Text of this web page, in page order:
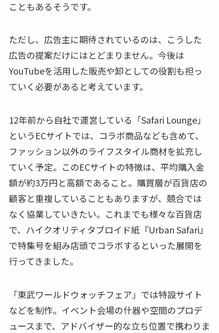
こともあるそうです。
ただし、広告主に期待されているのは、こうした
広告の提案だけにはとどまりません。今後は
YouTubeを活用した販売や卸としての役割も担っ
ていく必要があると考えています。
12年前から自社で運営している「Safari Lounge」
というECサイトでは、コラボ商品なども含めて、
ファッション以外のライフスタイル商材を拡充し
ていく予定。このECサイトの特徴は、平均購入金
額が約3万円と高額であること。購買層が百貨店の
顧客と重複していることもありますが、競合では
なく協業していきたい。これまでも様々な百貨店
で、ハイクオリティタブロイド紙『Urban Safari』
で特集号を組み店頭でコラボするといった展開を
行ってきました。
「東武ワールドウォッチフェア」では特設サイト
などを制作。イベント会場の什器や空間のプロデ
ュースまで、アドバイザー的な立ち位置で携わりま